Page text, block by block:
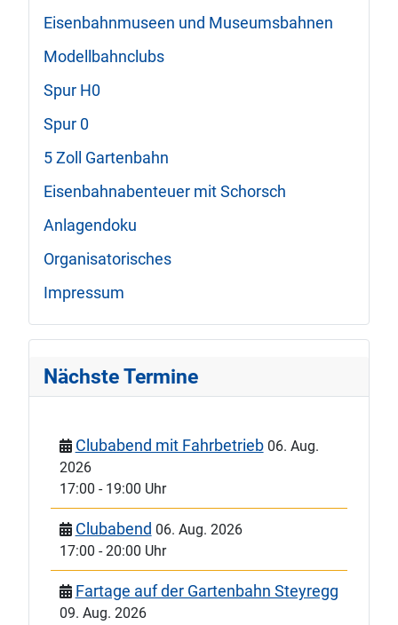
Eisenbahnmuseen und Museumsbahnen
Modellbahnclubs
Spur H0
Spur 0
5 Zoll Gartenbahn
Eisenbahnabenteuer mit Schorsch
Anlagendoku
Organisatorisches
Impressum
Nächste Termine
Clubabend mit Fahrbetrieb 06. Aug.
2026
17:00 - 19:00 Uhr
Clubabend 06. Aug. 2026
17:00 -20:00 Uhr
Fartage auf der Gartenbahn Steyregg
09. Aug. 2026